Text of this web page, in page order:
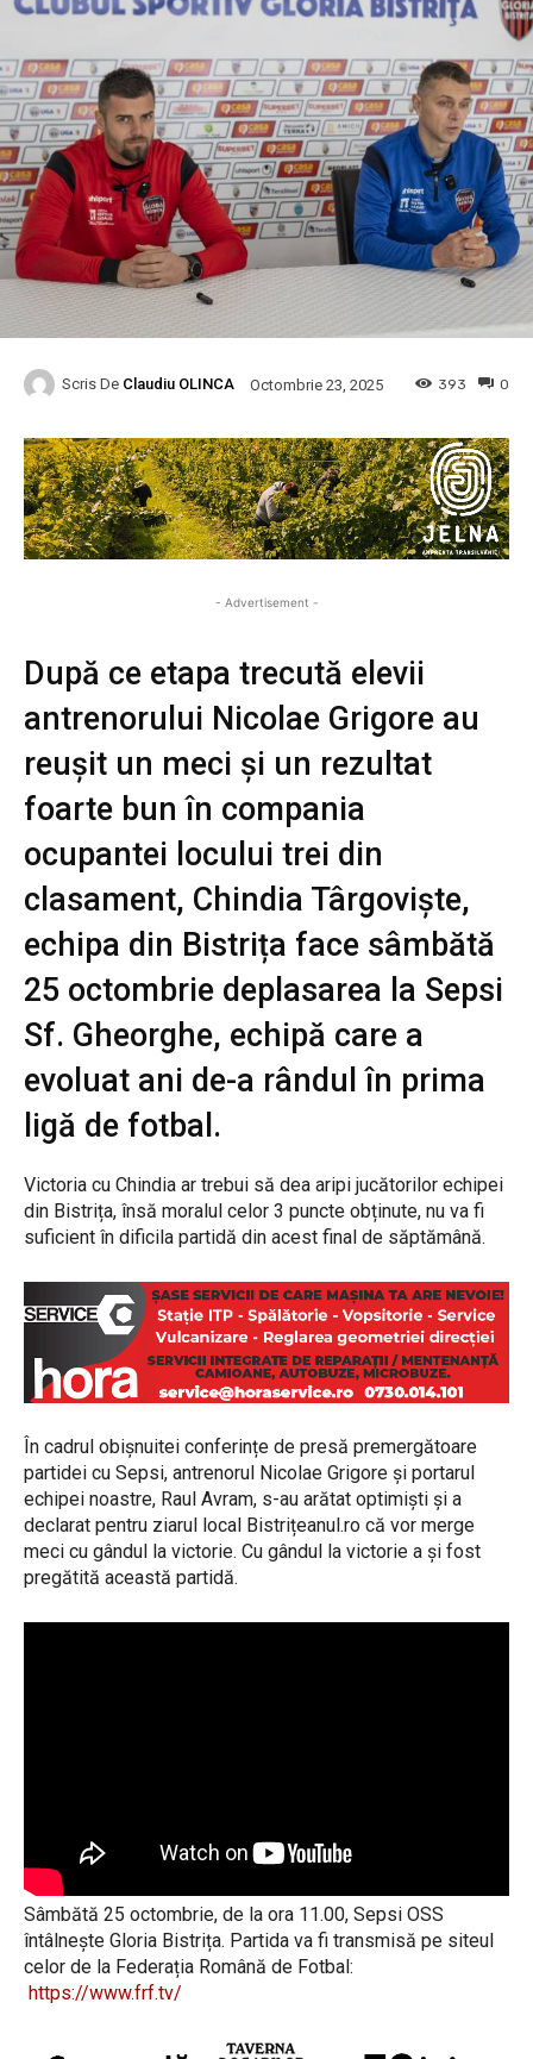
Scris De Claudiu OLINCA Octombrie 23, 2025 0
393
- Advertisement -
După ce etapa trecută elevii
antrenorului Nicolae Grigore au
reușit un meci și un rezultat
foarte bun în compania
ocupantei locului trei din
clasament, Chindia Târgoviște,
echipa din Bistrița face sâmbătă
25 octombrie deplasarea la Sepsi
Sf. Gheorghe, echipă care a
evoluat ani de-a rândul în prima
ligă de fotbal.
Victoria cu Chindia ar trebui să dea aripi jucătorilor echipei
din Bistrița, însă moralul celor 3 puncte obținute, nu va fi
suficient în dificila partidă din acest final de săptămână.
În cadrul obișnuitei conferințe de presă premergătoare
partidei cu Sepsi, antrenorul Nicolae Grigore și portarul
echipei noastre, Raul Avram, s-au arătat optimiști și a
declarat pentru ziarul local Bistrițeanul.ro că vor merge
meci cu gândul la victorie. Cu gândul la victorie a și fost
pregătită această partidă.
Sâmbătă 25 octombrie, de la ora 11.00, Sepsi OSS
întâlnește Gloria Bistrița. Partida va fi transmisă pe siteul
celor de la Federația Română de Fotbal:
https://www.frf.tv/